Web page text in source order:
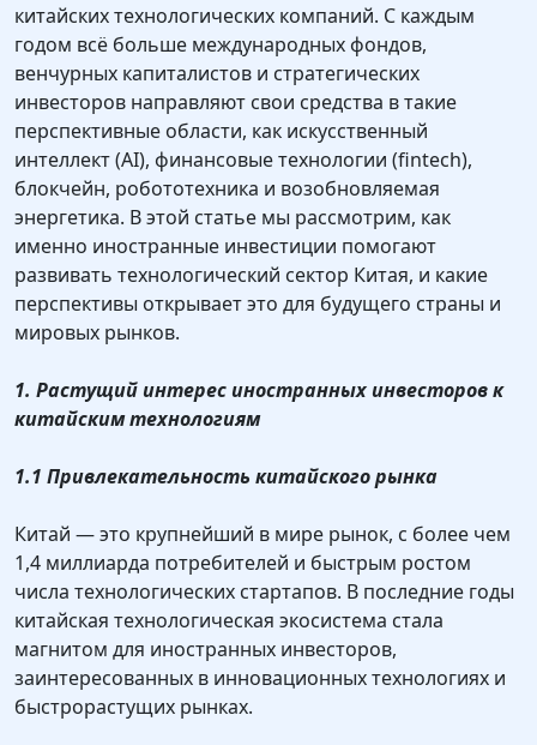
китайских технологических компаний. С каждым
годом всё больше международных фондов,
венчурных капиталистов и стратегических
инвесторов направляют свои средства в такие
перспективные области, как искусственный
интеллект (AI), финансовые технологии (fintech),
блокчейн, робототехника и возобновляемая
энергетика. В этой статье мы рассмотрим, как
именно иностранные инвестиции помогают
развивать технологический сектор Китая, и какие
перспективы открывает это для будущего страны и
мировых рынков.
1. Растущий интерес иностранных инвесторов к
китайским технологиям
1.1 Привлекательность китайского рынка
Китай — это крупнейший в мире рынок, с более чем
1,4 миллиарда потребителей и быстрым ростом
числа технологических стартапов. В последние годы
китайская технологическая экосистема стала
магнитом для иностранных инвесторов,
заинтересованных в инновационных технологиях и
быстрорастущих рынках.